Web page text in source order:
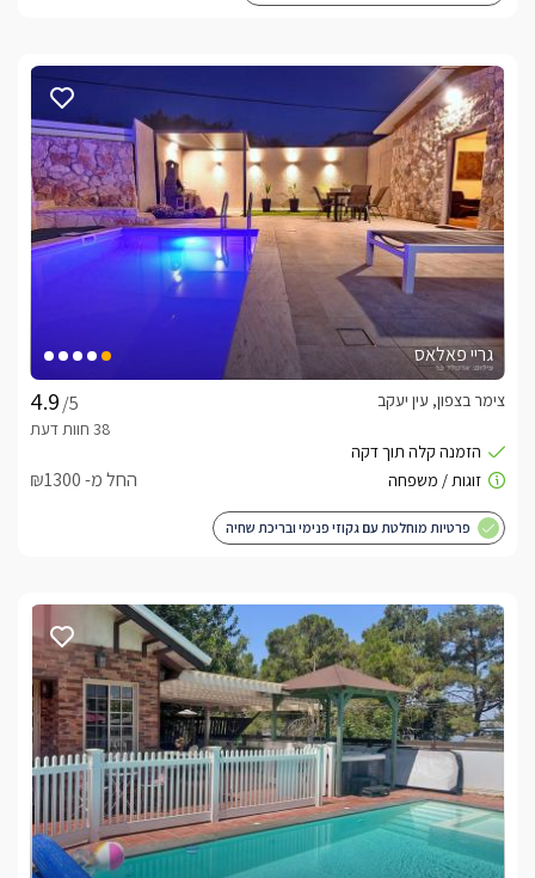
גריי פאלאס
/5
צימר בצפון, עין יעקב
החל מ- ₪1300
פרטיות מוחלטת עם גקוזי פנימי ובריכת שחיה